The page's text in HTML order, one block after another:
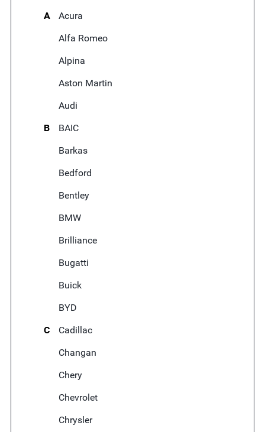
A
Acura
Alfa Romeo
Alpina
Aston Martin
Audi
B
BAIC
Barkas
Bedford
Bentley
BMW
Brilliance
Bugatti
Buick
BYD
C
Cadillac
Changan
Chery
Chevrolet
Chrysler